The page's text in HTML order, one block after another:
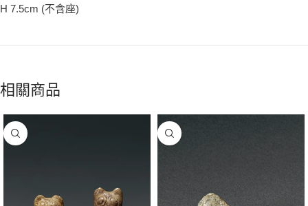
H 7.5cm (不含座)
相關商品